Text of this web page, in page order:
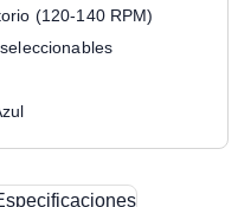
(120-140 RPM)